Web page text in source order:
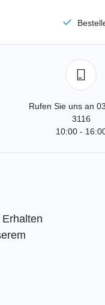
Rufen Sie uns an
3116
10:00 -